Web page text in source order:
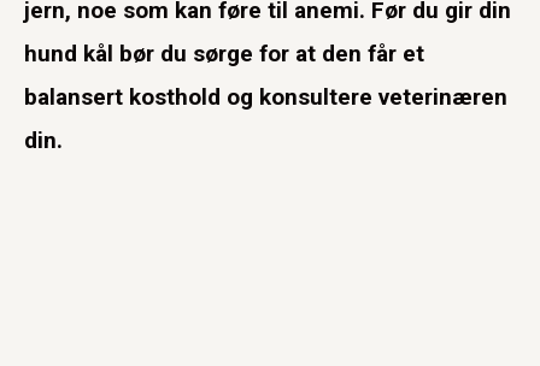
jern, noe som kan føre til anemi. Før du gir din
hund kål bør du sørge for at den får et
balansert kosthold og konsultere veterinæren
din.